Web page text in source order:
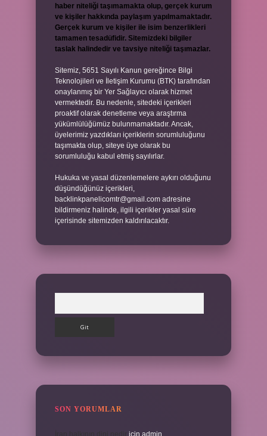
haber niteliği taşımamakta olup, gerçek kurum
ve kişiler hakkında paylaşım yapılmamaktadır.
Gerçek kurum ve kişiler ile isim benzerlikleri
tamamen tesadüfidir. Sitemizdeki bilgiler
taslak halindedir ve tavsiye niteliği taşımazlar.
Sitemiz, 5651 Sayılı Kanun gereğince Bilgi
Teknolojileri ve İletişim Kurumu (BTK) tarafından
onaylanmış bir Yer Sağlayıcı olarak hizmet
vermektedir. Bu nedenle, sitedeki içerikleri
proaktif olarak denetleme veya araştırma
yükümlülüğümüz bulunmamaktadır. Ancak,
üyelerimiz yazdıkları içeriklerin sorumluluğunu
taşımakta olup, siteye üye olarak bu
sorumluluğu kabul etmiş sayılırlar.
Hukuka ve yasal düzenlemelere aykırı olduğunu
düşündüğünüz içerikleri,
backlinkpanelicomtr@gmail.com adresine
bildirmeniz halinde, ilgili içerikler yasal süre
içerisinde sitemizden kaldırılacaktır.
SON YORUMLAR
için admin